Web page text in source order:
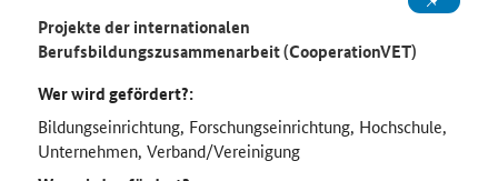
Projekte der internationalen
Berufsbildungszusammenarbeit (CooperationVET)
Wer wird gefördert?:
Bildungseinrichtung, Forschungseinrichtung, Hochschule,
Unternehmen, Verband/Vereinigung